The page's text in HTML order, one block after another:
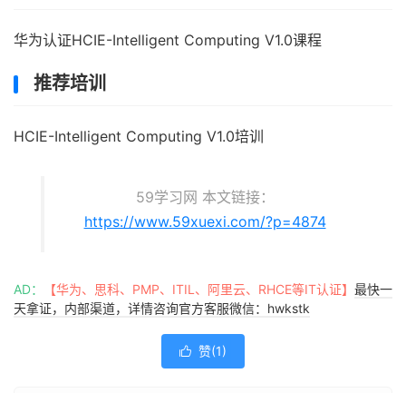
华为认证HCIE-Intelligent Computing V1.0课程
推荐培训
HCIE-Intelligent Computing V1.0培训
59学习网 本文链接：
https://www.59xuexi.com/?p=4874
AD： 【华为、思科、PMP、ITIL、阿里云、RHCE等IT认证】 最快一
天拿证，内部渠道，详情咨询官方客服微信：hwkstk
 赞(1)